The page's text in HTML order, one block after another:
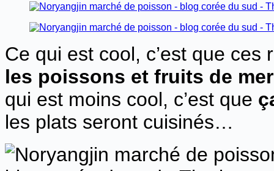
Ce qui est cool, c’est que
les poissons et fruits de mer
qui est moins cool, c’est que
les plats seront cuisinés…